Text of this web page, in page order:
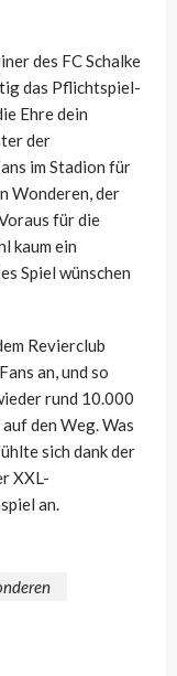
des FC Schalke
das Pflichtspiel-
Ehre dein
der
im Stadion für
Wonderen, der
für die
kaum ein
Spiel wünschen
Revierclub
an, und so
rund 10.000
den Weg. Was
sich dank der
XXL-
an.